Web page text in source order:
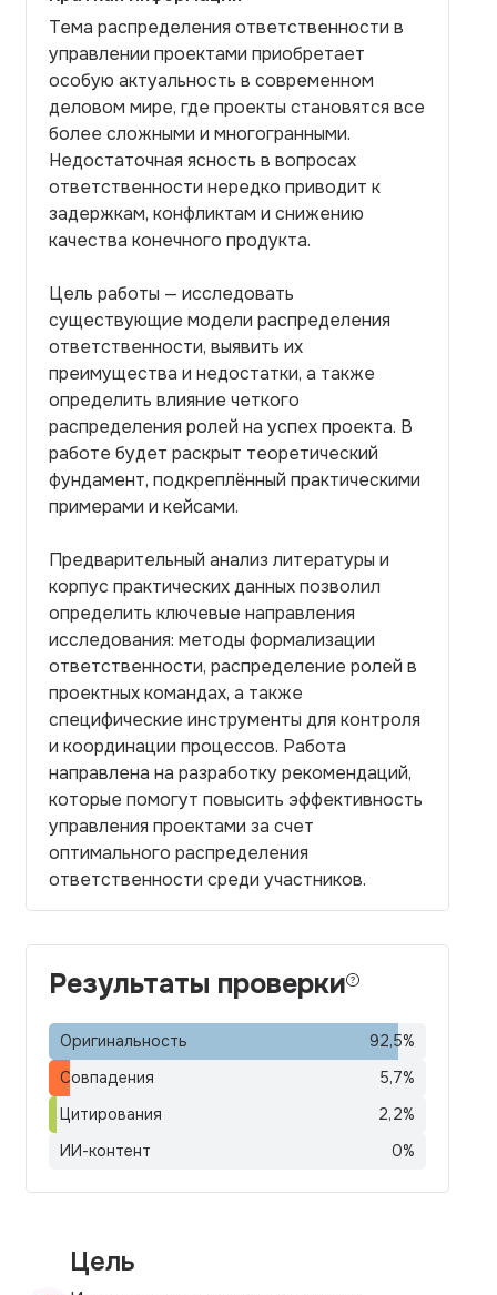
Тема распределения ответственности в
управлении проектами приобретает
особую актуальность в современном
деловом мире, где проекты становятся все
более сложными и многогранными.
Недостаточная ясность в вопросах
ответственности нередко приводит к
задержкам, конфликтам и снижению
качества конечного продукта.
Цель работы — исследовать
существующие модели распределения
ответственности, выявить их
преимущества и недостатки, а также
определить влияние четкого
распределения ролей на успех проекта. В
работе будет раскрыт теоретический
фундамент, подкреплённый практическими
примерами и кейсами.
Предварительный анализ литературы и
корпус практических данных позволил
определить ключевые направления
исследования: методы формализации
ответственности, распределение ролей в
проектных командах, а также
специфические инструменты для контроля
и координации процессов. Работа
направлена на разработку рекомендаций,
которые помогут повысить эффективность
управления проектами за счет
оптимального распределения
ответственности среди участников.
Результаты проверки
Оригинальность 92,5%
Совпадения
5,7%
Цитирования
2,2%
ИИ-контент
0%
Цель